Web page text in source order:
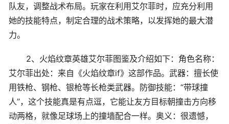
队友，调整战术布局。玩家在利用艾尔菲时，应充分利用
她的技能特点，制定合理的战术策略，以发挥她的最大潜
力。
2、火焰纹章英雄艾尔菲图鉴及介绍如下：角色名称：
艾尔菲出处：来自《火焰纹章if》这部作品。武器：擅长使
用铁枪、钢枪、银枪等长枪类武器。防御技能：“带球撞
人”，这个技能真是有点逗，它能让友方目标朝撞击方向移
动两格，就像足球场上的撞墙配合一样。奥义：很遗憾，